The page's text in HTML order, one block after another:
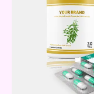
定制配方和功